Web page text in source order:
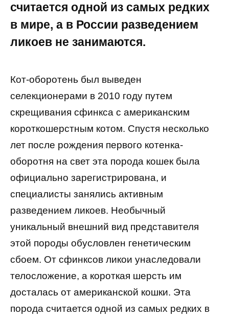
считается одной из самых редких
в мире, а в России разведением
ликоев не занимаются.
Кот-оборотень был выведен
селекционерами в 2010 году путем
скрещивания сфинкса с американским
короткошерстным котом. Спустя несколько
лет после рождения первого котенка-
оборотня на свет эта порода кошек была
официально зарегистрирована, и
специалисты занялись активным
разведением ликоев. Необычный
уникальный внешний вид представителя
этой породы обусловлен генетическим
сбоем. От сфинксов ликои унаследовали
телосложение, а короткая шерсть им
досталась от американской кошки. Эта
порода считается одной из самых редких в